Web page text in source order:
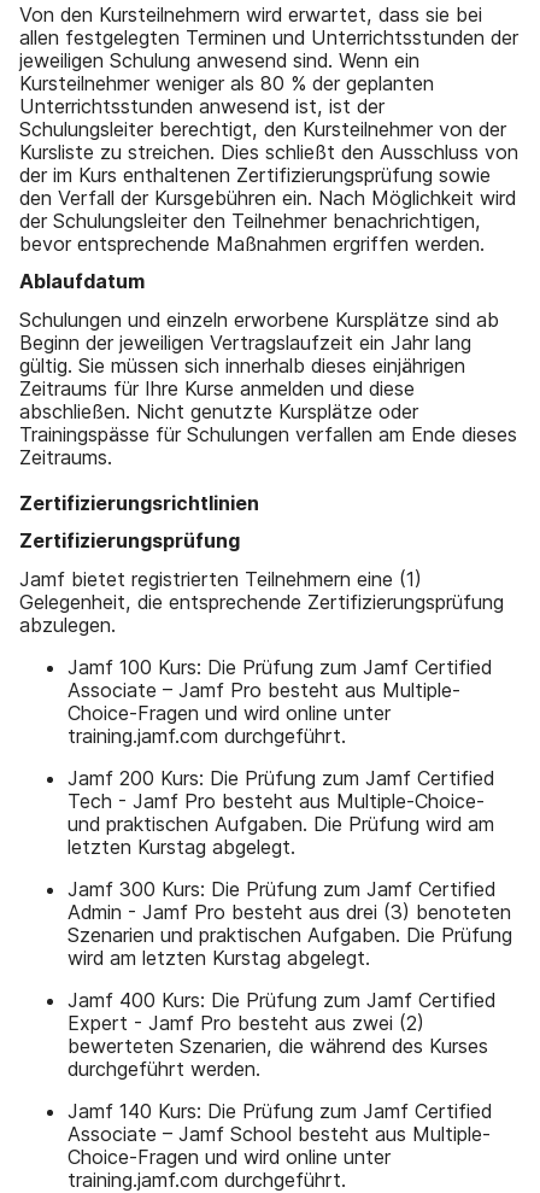
Von den Kursteilnehmern wird erwartet, dass sie bei
allen festgelegten Terminen und Unterrichtsstunden der
jeweiligen Schulung anwesend sind. Wenn ein
Kursteilnehmer weniger als 80 % der geplanten
Unterrichtsstunden anwesend ist, ist der
Schulungsleiter berechtigt, den Kursteilnehmer von der
Kursliste zu streichen. Dies schließt den Ausschluss von
der im Kurs enthaltenen Zertifizierungsprüfung sowie
den Verfall der Kursgebühren ein. Nach Möglichkeit wird
der Schulungsleiter den Teilnehmer benachrichtigen,
bevor entsprechende Maßnahmen ergriffen werden.
Ablaufdatum
Schulungen und einzeln erworbene Kursplätze sind ab
Beginn der jeweiligen Vertragslaufzeit ein Jahr lang
gültig. Sie müssen sich innerhalb dieses einjährigen
Zeitraums für Ihre Kurse anmelden und diese
abschließen. Nicht genutzte Kursplätze oder
Trainingspässe für Schulungen verfallen am Ende dieses
Zeitraums.
Zertifizierungsrichtlinien
Zertifizierungsprüfung
Jamf bietet registrierten Teilnehmern eine (1)
Gelegenheit, die entsprechende Zertifizierungsprüfung
abzulegen.
Jamf 100 Kurs: Die Prüfung zum Jamf Certified
Associate – Jamf Pro besteht aus Multiple-
Choice-Fragen und wird online unter
training.jamf.com durchgeführt.
Jamf 200 Kurs: Die Prüfung zum Jamf Certified
Tech - Jamf Pro besteht aus Multiple-Choice-
und praktischen Aufgaben. Die Prüfung wird am
letzten Kurstag abgelegt.
Jamf 300 Kurs: Die Prüfung zum Jamf Certified
Admin - Jamf Pro besteht aus drei (3) benoteten
Szenarien und praktischen Aufgaben. Die Prüfung
wird am letzten Kurstag abgelegt.
Jamf 400 Kurs: Die Prüfung zum Jamf Certified
Expert - Jamf Pro besteht aus zwei (2)
bewerteten Szenarien, die während des Kurses
durchgeführt werden.
Jamf 140 Kurs: Die Prüfung zum Jamf Certified
Associate – Jamf School besteht aus Multiple-
Choice-Fragen und wird online unter
training.jamf.com durchgeführt.